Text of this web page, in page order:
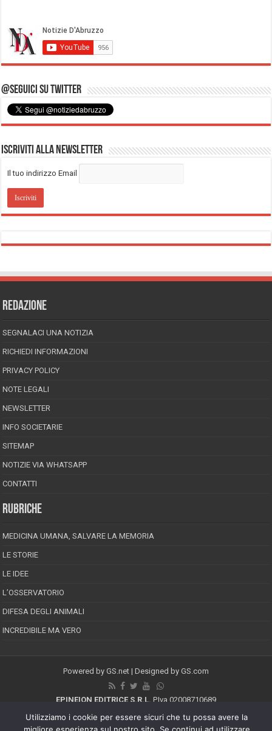
@Seguici su Twitter
Iscriviti alla Newsletter
Il tuo indirizzo Email
REDAZIONE
SEGNALACI UNA NOTIZIA
RICHIEDI INFORMAZIONI
PRIVACY POLICY
NOTE LEGALI
NEWSLETTER
INFO SOCIETARIE
SITEMAP
NOTIZIE VIA WHATSAPP
CONTATTI
RUBRICHE
MEDICINA UMANA, SALVARE LA MEMORIA
LE STORIE
LE IDEE
L’OSSERVATORIO
DIFESA DEGLI ANIMALI
INCREDIBILE MA VERO
Powered by GS.net | Designed by GS.com
EPINEION EDITRICE S.R.L. P.Iva 02008710689
Direttore responsabile: Maurizio Piccinino
Utilizziamo i cookie per essere sicuri che tu possa avere la